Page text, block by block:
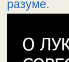
разуме.